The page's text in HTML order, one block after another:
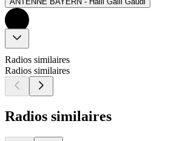
Radios similaires
Radios similaires
Radios similaires